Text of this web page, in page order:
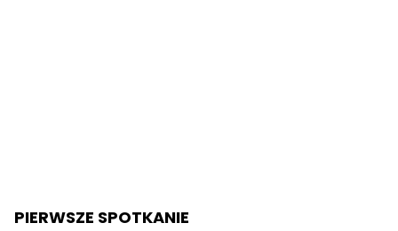
PIERWSZE SPOTKANIE